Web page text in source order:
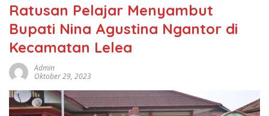
Ratusan Pelajar Menyambut
Bupati Nina Agustina Ngantor di
Kecamatan Lelea
Admin
Oktober 29, 2023